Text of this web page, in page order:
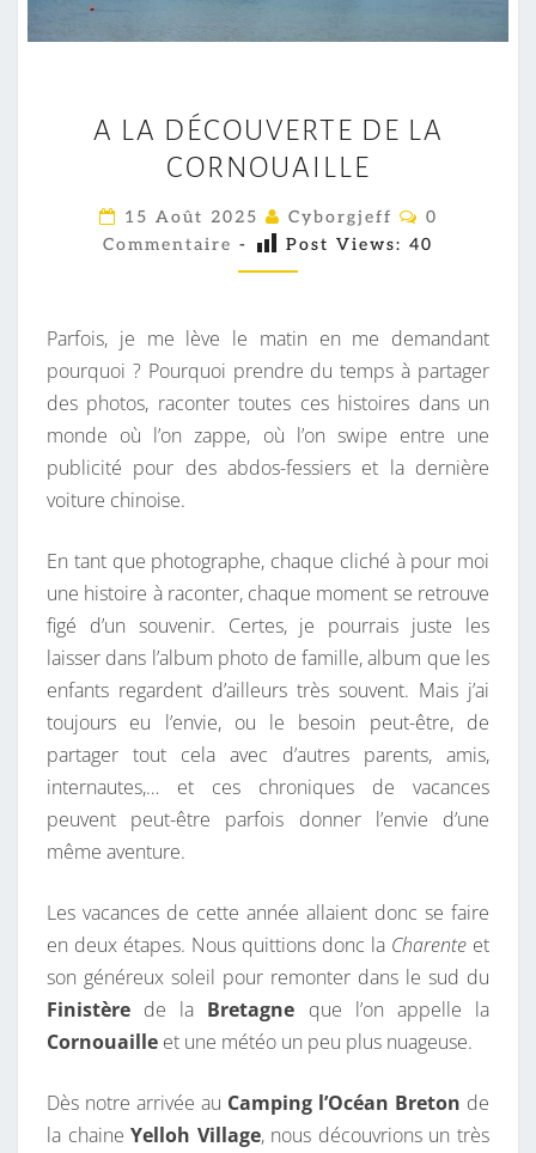
L
A
É
C
U
V
E
R
T
E
L
A
C
O
R
N
O
U
L
L
E
A LA DÉCOUVERTE DE LA
CORNOUAILLE
15 Août 2025 Cyborgjeff
C
M
A
I
R
E
0
Commentaire - Post Views: 40
Parfois, je me lève le matin en me demandant
pourquoi ? Pourquoi prendre du temps à partager
des photos, raconter toutes ces histoires dans un
monde où l’on zappe, où l’on swipe entre une
publicité pour des abdos-fessiers et la dernière
voiture chinoise.
En tant que photographe, chaque cliché à pour moi
une histoire à raconter, chaque moment se retrouve
figé d’un souvenir. Certes, je pourrais juste les
laisser dans l’album photo de famille, album que les
enfants regardent d’ailleurs très souvent. Mais j’ai
toujours eu l’envie, ou le besoin peut-être, de
partager tout cela avec d’autres parents, amis,
internautes,… et ces chroniques de vacances
peuvent peut-être parfois donner l’envie d’une
même aventure.
Les vacances de cette année allaient donc se faire
en deux étapes. Nous quittions donc la Charente et
son généreux soleil pour remonter dans le sud du
Finistère de la Bretagne que l’on appelle la
Cornouaille et une météo un peu plus nuageuse.
Dès notre arrivée au Camping l’Océan Breton de
la chaineYelloh Village, nous découvrions un très